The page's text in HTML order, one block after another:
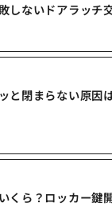
しないドアラッチ
と閉まらない原因
くら？ロッカー鍵